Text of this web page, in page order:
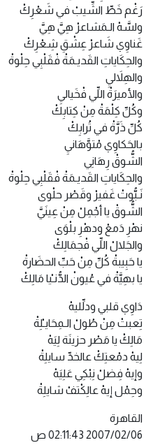
رَغْم خَطِّ الشِّيبْ في شَعْرِكْ
ولسَّهْ الـمَشاعرْ هِيَّ هِيَّ
غَناوِي شَاعرْ عِشْقِ شِعْرِكْ
والحِكَاياتِ القَديـمَةْ فْقَلْبِي حِلْوةْ
والهِلاَليِ
والأميرَةْ اللِّي فْخَياليِ
وكُلِّ كِلْمَةْ مِنْ كِتابِكْ
كُلِّ ذَرَّةْ في تُرابِكْ
بالحَكاوِي مْتوَّهَانيِ
الشُّوقْ رِهَانِي
والحِكَاياتِ القَديـمَةْ فْقَلْبِي حِلْوةْ
نَـبُّوتْ غَفيرْ وقَصْر حلْوى
الشُّوقْ يا أجْمِلْ مِنْ عِينَيَّ
نهْرِ دَمعْ ودهْرِ بلْوَى
والجَلالْ اللِّي فْجمَالِكْ
يا حَبِيبةْ كُلِّ مِنْ حَبِّ الحضَارةْ
يا بهِيَّةْ في عُيونْ الدُّنـْيا مَالِكْ
دَاوِي قلبي ودلِّليهْ
تِعبتْ مِنْ طُولْ الـمِحَايـْلِةْ
مَالِكْ يا مَصْر حزينَة لِيَهْ
لِيهْ دمْعتِكْ عالخدِّ سايلِةْ
وإيهْ فِضلْ نِبْكِي عَلِيَهْ
وحِمْل إيهْ عالِكْتفْ شايلِةْ
القاهرة